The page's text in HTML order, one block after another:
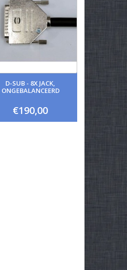
D-SUB - 8X JACK,
ONGEBALANCEERD
€190,00